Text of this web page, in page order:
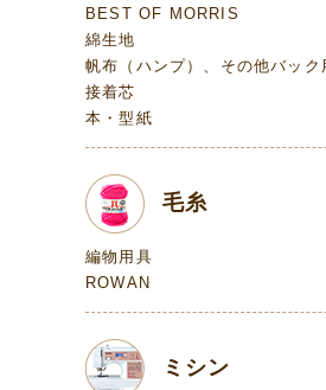
BEST OF MORRIS
綿生地
帆布（ハンプ）、その他バック
接着芯
本・型紙
毛糸
編物用具
ROWAN
ミシン